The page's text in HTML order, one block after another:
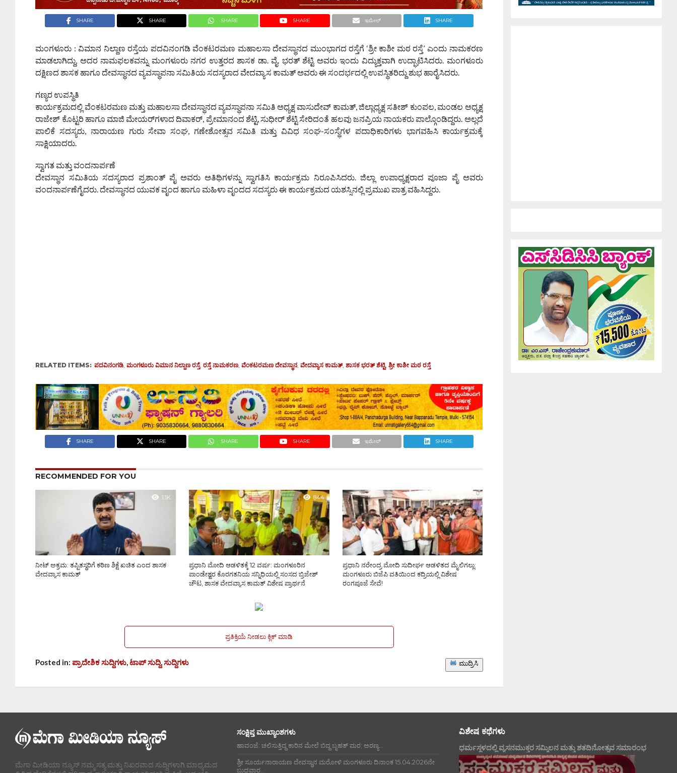
SHARE SHARE SHARE SHARE ಇಮೇಲ್ SHARE
ಮಂಗಳೂರು : ವಿಮಾನ ನಿಲ್ದಾಣ ರಸ್ತೆಯ ಪದವಿನಂಗಡಿ ವೆಂಕಟರಮಣ ಮಹಾಲಸಾ ದೇವಸ್ಥಾನದ ಮುಂಭಾಗದ ರಸ್ತೆಗೆ ‘ಶ್ರೀ ಕಾಶೀ ಮಠ ರಸ್ತೆ’ ಎಂದು ನಾಮಕರಣ
ಮಾಡಲಾಗಿದ್ದು, ಅದರ ನಾಮಫಲಕವನ್ನು ಮಂಗಳೂರು ನಗರ ಉತ್ತರದ ಶಾಸಕ ಡಾ. ವೈ. ಭರತ್ ಶೆಟ್ಟಿ ಅವರು ಇಂದು ವಿದ್ಯುಕ್ತವಾಗಿ ಉದ್ಘಾಟಿಸಿದರು. ಮಂಗಳೂರು
ದಕ್ಷಿಣದ ಶಾಸಕ ಹಾಗೂ ದೇವಸ್ಥಾನದ ವ್ಯವಸ್ಥಾಪನಾ ಸಮಿತಿಯ ಸದಸ್ಯರಾದ ವೇದವ್ಯಾಸ ಕಾಮತ್ ಅವರು ಈ ಸಂದರ್ಭದಲ್ಲಿ ಉಪಸ್ಥಿತರಿದ್ದು ಶುಭ ಹಾರೈಸಿದರು.
ಗಣ್ಯರ ಉಪಸ್ಥಿತಿ
ಕಾರ್ಯಕ್ರಮದಲ್ಲಿ ವೆಂಕಟರಮಣ ಮತ್ತು ಮಹಾಲಸಾ ದೇವಸ್ಥಾನದ ವ್ಯವಸ್ಥಾಪನಾ ಸಮಿತಿ ಅಧ್ಯಕ್ಷ ವಾಸುದೇವ್ ಕಾಮತ್, ಜಿಲ್ಲಾಧ್ಯಕ್ಷ ಸತೀಶ್ ಕುಂಪಲ, ಮಂಡಲ ಅಧ್ಯಕ್ಷ
ರಾಜೇಶ್ ಕೊಟ್ಟರಿ ಹಾಗೂ ಮಾಜಿ ಮೇಯರ್‌ಗಳಾದ ದಿವಾಕರ್, ಪ್ರೇಮಾನಂದ ಶೆಟ್ಟಿ, ಸುಧೀರ್ ಶೆಟ್ಟಿ ಸೇರಿದಂತೆ ಹಲವು ಜನಪ್ರಿಯ ನಾಯಕರು ಪಾಲ್ಗೊಂಡಿದ್ದರು. ಅಲ್ಲದೆ
ಪಾಲಿಕೆ ಸದಸ್ಯರು, ನಾರಾಯಣ ಗುರು ಸೇವಾ ಸಂಘ, ಗಣೇಶೋತ್ಸವ ಸಮಿತಿ ಮತ್ತು ವಿವಿಧ ಸಂಘ-ಸಂಸ್ಥೆಗಳ ಪದಾಧಿಕಾರಿಗಳು ಭಾಗವಹಿಸಿ ಕಾರ್ಯಕ್ರಮಕ್ಕೆ
ಸಾಕ್ಷಿಯಾದರು.
ಸ್ವಾಗತ ಮತ್ತು ವಂದನಾರ್ಪಣೆ
ದೇವಸ್ಥಾನ ಸಮಿತಿಯ ಸದಸ್ಯರಾದ ಪ್ರಶಾಂತ್ ಪೈ ಅವರು ಅತಿಥಿಗಳನ್ನು ಸ್ವಾಗತಿಸಿ ಕಾರ್ಯಕ್ರಮ ನಿರೂಪಿಸಿದರು. ಜಿಲ್ಲಾ ಉಪಾಧ್ಯಕ್ಷರಾದ ಪೂಜಾ ಪೈ ಅವರು
ವಂದನಾರ್ಪಣೆಗೈದರು. ದೇವಸ್ಥಾನದ ಯುವಕ ವೃಂದ ಹಾಗೂ ಮಹಿಳಾ ವೃಂದದ ಸದಸ್ಯರು ಈ ಕಾರ್ಯಕ್ರಮದ ಯಶಸ್ಸಿನಲ್ಲಿ ಪ್ರಮುಖ ಪಾತ್ರ ವಹಿಸಿದ್ದರು.
RELATED ITEMS: ಪದವಿನಂಗಡಿ ,ಮಂಗಳೂರು ವಿಮಾನ ನಿಲ್ದಾಣ ರಸ್ತೆ ,ರಸ್ತೆ ನಾಮಕರಣ ,ವೆಂಕಟರಮಣ ದೇವಸ್ಥಾನ ,ವೇದವ್ಯಾಸ ಕಾಮತ್,ಶಾಸಕ ಭರತ್ ಶೆಟ್ಟಿ,ಶ್ರೀ ಕಾಶೀ ಮಠ ರಸ್ತೆ
SHARE SHARE SHARE SHARE ಇಮೇಲ್ SHARE
RECOMMENDED FOR YOU
1.1K
ನೀಟ್ ಅಕ್ರಮ: ತಪ್ಪಿತಸ್ಥರಿಗೆ ಕಠಿಣ ಶಿಕ್ಷೆ ಖಚಿತ ಎಂದ ಶಾಸಕ
ವೇದವ್ಯಾಸ ಕಾಮತ್
844
ಪ್ರಧಾನಿ ಮೋದಿ ಆಡಳಿತಕ್ಕೆ 12 ವರ್ಷ: ಮಂಗಳೂರಿನ
ಪಾಂಡೇಶ್ವರ ಕೊರಗತನಿಯ ಸನ್ನಿಧಿಯಲ್ಲಿ ಸಂಸದ ಬ್ರಿಜೇಶ್
ಚೌಟ, ಶಾಸಕ ವೇದವ್ಯಾಸ ಕಾಮತ್ ವಿಶೇಷ ಪ್ರಾರ್ಥನೆ
994
ಪ್ರಧಾನಿ ನರೇಂದ್ರ ಮೋದಿ ಸುದೀರ್ಘ ಆಡಳಿತದ ಮೈಲಿಗಲ್ಲು:
ಮಂಗಳೂರು ಬಿಜೆಪಿ ವತಿಯಿಂದ ಕದ್ರಿಯಲ್ಲಿ ವಿಶೇಷ
ರಂಗಪೂಜೆ ಸೇವೆ!
ಪ್ರತಿಕ್ರಿಯೆ ನೀಡಲು ಕ್ಲಿಕ್ ಮಾಡಿ
Posted in:ಪ್ರಾದೇಶಿಕ ಸುದ್ದಿಗಳು,ಟಾಪ್ ಸುದ್ದಿ,ಸುದ್ದಿಗಳು ಮುದ್ರಿಸಿ
ಮೆಗಾ ಮೀಡಿಯಾ ನ್ಯೂಸ್ ನಮ್ಮ ಸತ್ಯ ಮತ್ತು ನಿಖರವಾದ ಸುದ್ದಿಗಳಾಗಿ ಮಾಧ್ಯಮದ
ಸಂಕ್ಷಿಪ್ತ ಮುಖ್ಯಾಂಶಗಳು
ಹಾವಂಜೆ: ಚಲಿಸುತ್ತಿದ್ದ ಕಾರಿನ ಮೇಲೆ ಬಿದ್ದ ಬೃಹತ್ ಮರ; ಅರಣ್ಯ...
ಶ್ರೀ ಸೂರ್ಯನಾರಾಯಣ ದೇವಸ್ಥಾನ ಮರೋಳಿ ಮಂಗಳೂರು ದಿನಾಂಕ 15.04.2026ನೇ
ಬುಧವಾರ...
ವಿಶೇಷ ಕಥೆಗಳು
ಧರ್ಮಸ್ಥಳದಲ್ಲಿ ವ್ಯಸನಮುಕ್ತರ ಸಮ್ಮಿಲನ ಮತ್ತು ಶತದಿನೋತ್ಸವ ಸಮಾರಂಭ